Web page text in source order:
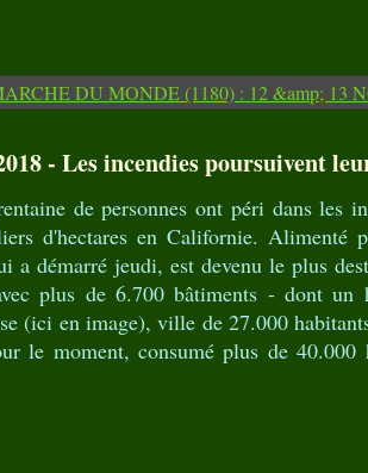
- Les incendies poursuivent
de personnes ont péri dans les
d'hectares en Californie. Alimenté
a démarré jeudi, est devenu le plus
plus de 6.700 bâtiments - dont un
(ici en image), ville de 27.000
le moment, consumé plus de 40.000